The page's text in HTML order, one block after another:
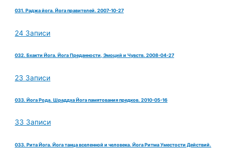
031. Раджа йога. Йога правителей. 2007-10-27
24 Записи
032. Бхакти Йога. Йога Преданности, Эмоций и Чувств. 2008-04-27
23 Записи
033. Йога Рода. Шраддха Йога памятования предков. 2010-05-16
33 Записи
033. Рита Йога. Йога танца вселенной и человека. Йога Ритма Уместости Действий.